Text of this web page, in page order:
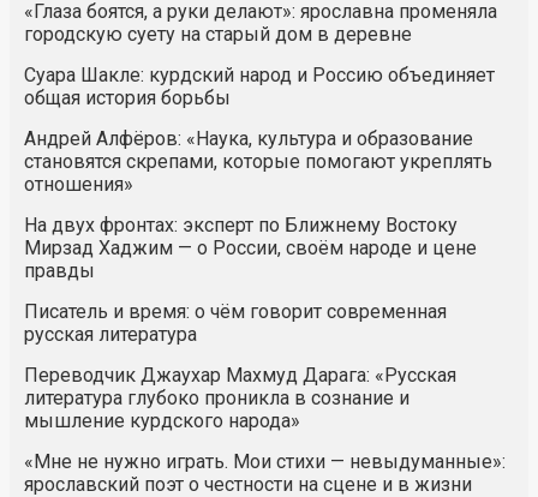
«Глаза боятся, а руки делают»: ярославна променяла
городскую суету на старый дом в деревне
Суара Шакле: курдский народ и Россию объединяет
общая история борьбы
Андрей Алфёров: «Наука, культура и образование
становятся скрепами, которые помогают укреплять
отношения»
На двух фронтах: эксперт по Ближнему Востоку
Мирзад Хаджим — о России, своём народе и цене
правды
Писатель и время: о чём говорит современная
русская литература
Переводчик Джаухар Махмуд Дарага: «Русская
литература глубоко проникла в сознание и
мышление курдского народа»
«Мне не нужно играть. Мои стихи — невыдуманные»:
ярославский поэт о честности на сцене и в жизни